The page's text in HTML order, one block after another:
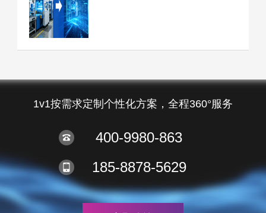
1v1按需求定制个性化方案，全程360°服务
400-9980-863
185-8878-5629